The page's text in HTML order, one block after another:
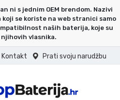
ni s jednim OEM brendom. Nazivi
se koriste na web stranici samo
naših baterija, koje su
vlasnika.
Prati svoju narudžbu
Kontakt